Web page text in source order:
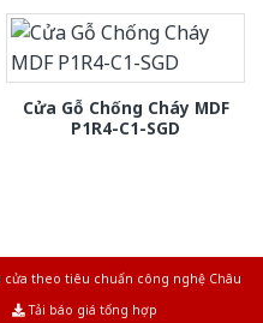
Cửa Gỗ Chống Cháy MDF
P1R4-C1-SGD
theo tiêu chuẩn công nghệ Châu
Tải báo giá tổng hợp